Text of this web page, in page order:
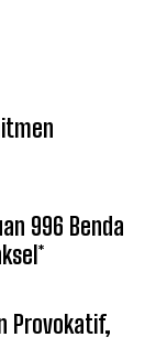
996 Benda
Provokatif,